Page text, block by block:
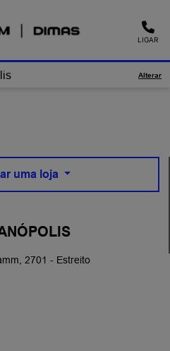
LIGAR
Alterar
uma loja
2701 - Estreito